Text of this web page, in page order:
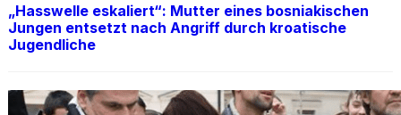
„Hasswelle eskaliert“: Mutter eines bosniakischen
Jungen entsetzt nach Angriff durch kroatische
Jugendliche